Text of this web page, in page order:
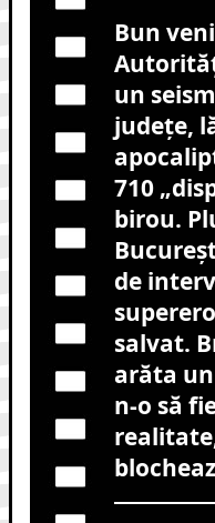
Bun
un
județe,
710
birou.
de
salvat.
arăta
n-o să